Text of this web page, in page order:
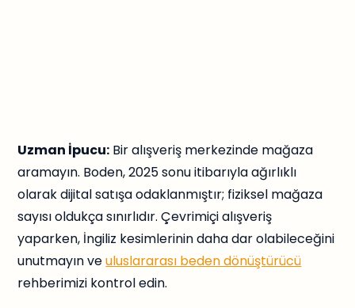
Uzman İpucu: Bir alışveriş merkezinde mağaza
aramayın. Boden, 2025 sonu itibarıyla ağırlıklı
olarak dijital satışa odaklanmıştır; fiziksel mağaza
sayısı oldukça sınırlıdır. Çevrimiçi alışveriş
yaparken, İngiliz kesimlerinin daha dar olabileceğini
unutmayın veuluslararası beden dönüştürücü
rehberimizi kontrol edin.